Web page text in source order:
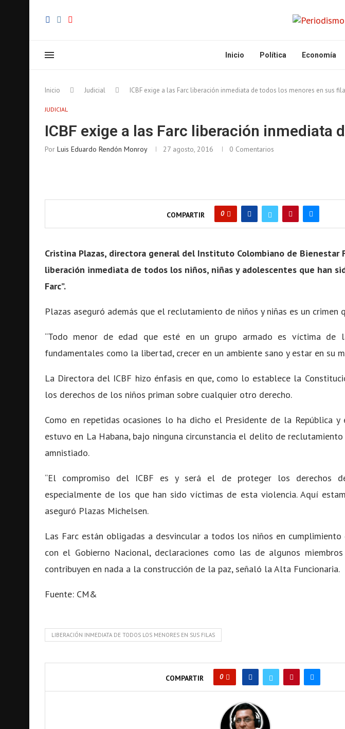
Inicio Política Economía
Inicio Judicial ICBF exige a las Farc liberación inmediata de todos los menores en sus
JUDICIAL
ICBF exige a las Farc liberación inmediata
Por Luis Eduardo Rendón Monroy 27 agosto, 2016 0 Comentarios
COMPARTIR 0
Cristina Plazas, directora general del Instituto Colombiano de Bienestar
liberación inmediata de todos los niños, niñas y adolescentes que han
Farc”.
Plazas aseguró además que el reclutamiento de niños y niñas es un crimen
“Todo menor de edad que esté en un grupo armado es víctima de
fundamentales como la libertad, crecer en un ambiente sano y estar en su
La Directora del ICBF hizo énfasis en que, como lo establece la
los derechos de los niños priman sobre cualquier otro derecho.
Como en repetidas ocasiones lo ha dicho el Presidente de la República
estuvo en La Habana, bajo ninguna circunstancia el delito de
amnistiado.
“El compromiso del ICBF es y será el de proteger los derechos
especialmente de los que han sido víctimas de esta violencia. Aquí
aseguró Plazas Michelsen.
Las Farc están obligadas a desvincular a todos los niños en
con el Gobierno Nacional, declaraciones como las de algunos
contribuyen en nada a la construcción de la paz, señaló la Alta Funcionaria.
Fuente: CM&
LIBERACIÓN INMEDIATA DE TODOS LOS MENORES EN SUS FILAS
COMPARTIR 0